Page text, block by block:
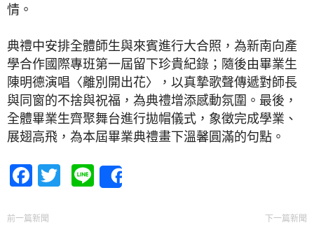
情。
典禮中安排全體師生與來賓進行大合照，為新南向產
學合作國際專班第一屆留下珍貴紀錄；隨後由畢業生
陳明德演唱〈離別開出花〉，以真摯歌聲傳遞對師長
與同窗的不捨與祝福，為典禮增添感動氛圍。最後，
全體畢業生齊聚舞台進行拋帽儀式，象徵完成學業、
展翅高飛，為本屆畢業典禮畫下溫馨圓滿的句點。
Facebook
Twitter
Line
前一篇新聞 下一篇新聞